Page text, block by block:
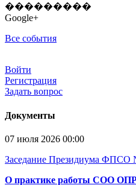
���������
Google+
Все события
Войти
Регистрация
Задать вопрос
Документы
07 июля 2026 00:00
Заседание Президиума ФПСО
О практике работы СОО